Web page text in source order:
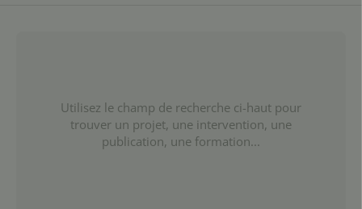
Utilisez le champ de recherche ci-haut pour
trouver un projet, une intervention, une
publication, une formation...